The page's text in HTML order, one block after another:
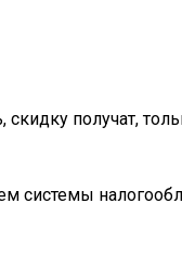
получат,
системы